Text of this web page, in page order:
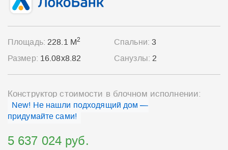
Площадь:228.1 М2
Размер: 16.08x8.82
Спальни:3
Санузлы:2
Конструктор стоимости в блочном исполнении:
New! Не нашли подходящий дом —
придумайте сами!
5 637 024 руб.